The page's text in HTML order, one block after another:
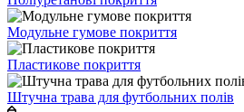
Модульне гумове покриття
Пластикове покриття
Штучна трава для футбольних полів